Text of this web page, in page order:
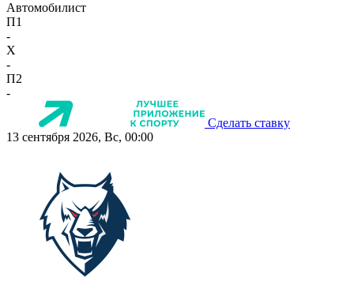
Автомобилист
П1
-
X
-
П2
-
Сделать ставку
13 сентября 2026, Вс, 00:00